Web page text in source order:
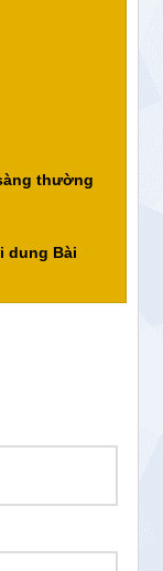
thường
dung Bài